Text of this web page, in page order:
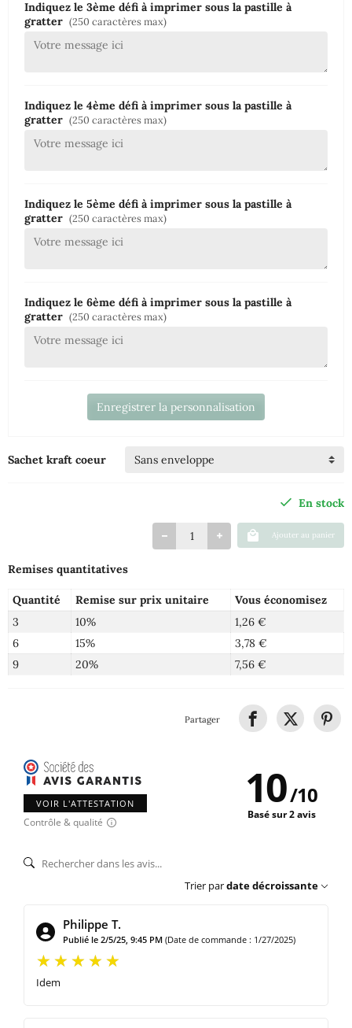
Indiquez le 3ème défi à imprimer sous la pastille à
gratter (250 caractères max)
Indiquez le 4ème défi à imprimer sous la pastille à
gratter (250 caractères max)
Indiquez le 5ème défi à imprimer sous la pastille à
gratter (250 caractères max)
Indiquez le 6ème défi à imprimer sous la pastille à
gratter (250 caractères max)
Enregistrer la personnalisation
Sachet kraft coeur
En stock
Ajouter au panier
Remises quantitatives
Quantité Remise sur prix unitaire
Vous économisez
3
10%
1,26 €
6
15%
3,78 €
9
20% 7,56 €
Partager
VOIR L'ATTESTATION
Contrôle & qualité
10/10
Basé sur 2 avis
Trier pardate décroissante
Philippe T.
Publié le 2/5/25, 9:45 PM (Date de commande : 1/27/2025)
Idem